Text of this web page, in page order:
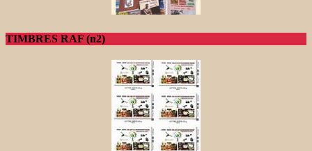
TIMBRES RAF (n2)